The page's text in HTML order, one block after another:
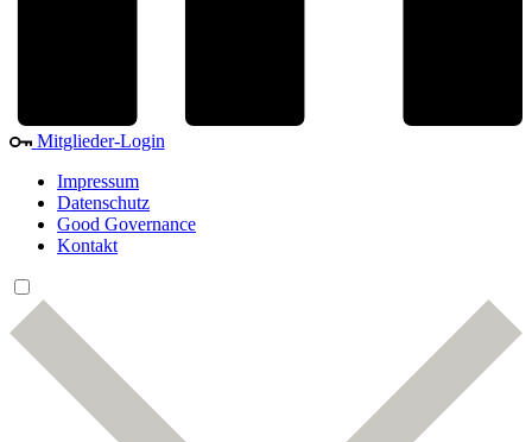
Mitglieder-Login
Impressum
Datenschutz
Good Governance
Kontakt